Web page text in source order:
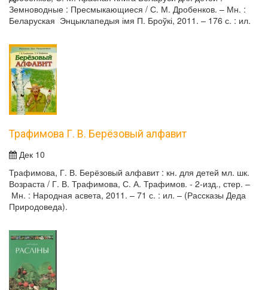
Земноводные : Пресмыкающиеся / С. М. Дробенков. – Мн. :
Беларуская Энцыклапедыя імя П. Броўкі, 2011. – 176 с. : ил.
Трафимова Г. В. Берёзовый алфавит
Дек 10
Трафимова, Г. В. Берёзовый алфавит : кн. для детей мл. шк.
Возраста / Г. В. Трафимова, С. А. Трафимов. - 2-изд., стер. –
Мн. : Народная асвета, 2011. – 71 с. : ил. – (Рассказы Деда
Природоведа).